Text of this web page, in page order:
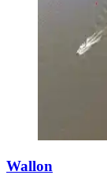
Wallon